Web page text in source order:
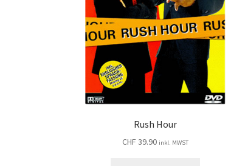
Rush Hour
CHF 39.90 inkl. MWST